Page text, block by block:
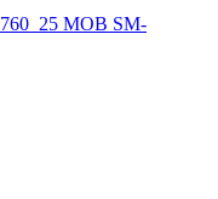
MOB SM-